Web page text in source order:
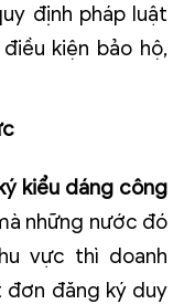
định pháp luật
kiện bảo hộ,
kiểu dáng công
những nước đó
vực thì doanh
đơn đăng ký duy